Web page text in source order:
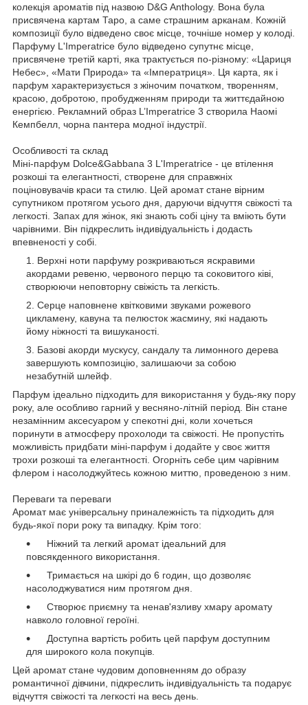
колекція ароматів під назвою D&G Anthology. Вона була
присвячена картам Таро, а саме страшним арканам. Кожній
композиції було відведено своє місце, точніше номер у колоді.
Парфуму L'Imperatrice було відведено супутнє місце,
присвячене третій карті, яка трактується по-різному: «Цариця
Небес», «Мати Природа» та «Імператриця». Ця карта, як і
парфум характеризується з жіночим початком, творенням,
красою, добротою, пробудженням природи та життєдайною
енергією. Рекламний образ L’Imperatrice 3 створила Наомі
Кемпбелл, чорна пантера модної індустрії.
Особливості та склад
Міні-парфум Dolce&Gabbana 3 L'Imperatrice - це втілення
розкоші та елегантності, створене для справжніх
поціновувачів краси та стилю. Цей аромат стане вірним
супутником протягом усього дня, даруючи відчуття свіжості та
легкості. Запах для жінок, які знають собі ціну та вміють бути
чарівними. Він підкреслить індивідуальність і додасть
впевненості у собі.
Верхні ноти парфуму розкриваються яскравими
акордами ревеню, червоного перцю та соковитого ківі,
створюючи неповторну свіжість та легкість.
Серце наповнене квітковими звуками рожевого
цикламену, кавуна та пелюсток жасмину, які надають
йому ніжності та вишуканості.
Базові акорди мускусу, сандалу та лимонного дерева
завершують композицію, залишаючи за собою
незабутній шлейф.
Парфум ідеально підходить для використання у будь-яку пору
року, але особливо гарний у весняно-літній період. Він стане
незамінним аксесуаром у спекотні дні, коли хочеться
поринути в атмосферу прохолоди та свіжості. Не пропустіть
можливість придбати міні-парфум і додайте у своє життя
трохи розкоші та елегантності. Огорніть себе цим чарівним
флером і насолоджуйтесь кожною миттю, проведеною з ним.
Переваги та переваги
Аромат має універсальну приналежність та підходить для
будь-якої пори року та випадку. Крім того:
Ніжний та легкий аромат ідеальний для
повсякденного використання.
Тримається на шкірі до 6 годин, що дозволяє
насолоджуватися ним протягом дня.
Створює приємну та ненав'язливу хмару аромату
навколо головної героїні.
Доступна вартість робить цей парфум доступним
для широкого кола покупців.
Цей аромат стане чудовим доповненням до образу
романтичної дівчини, підкреслить індивідуальність та подарує
відчуття свіжості та легкості на весь день.